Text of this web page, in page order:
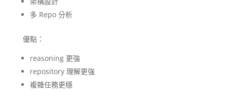
多 Repo 分析
優點：
reasoning 更強
repository 理解更強
複雜任務更穩